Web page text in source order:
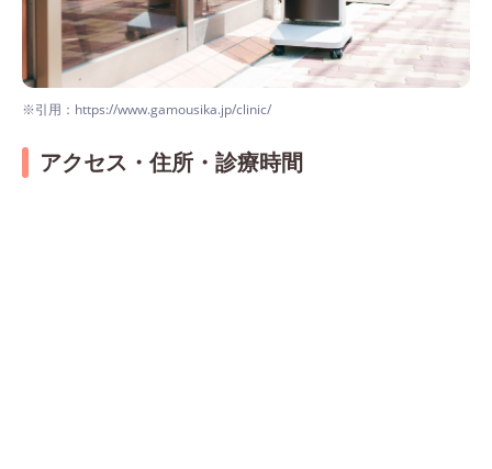
※引用：https://www.gamousika.jp/clinic/
アクセス・住所・診療時間